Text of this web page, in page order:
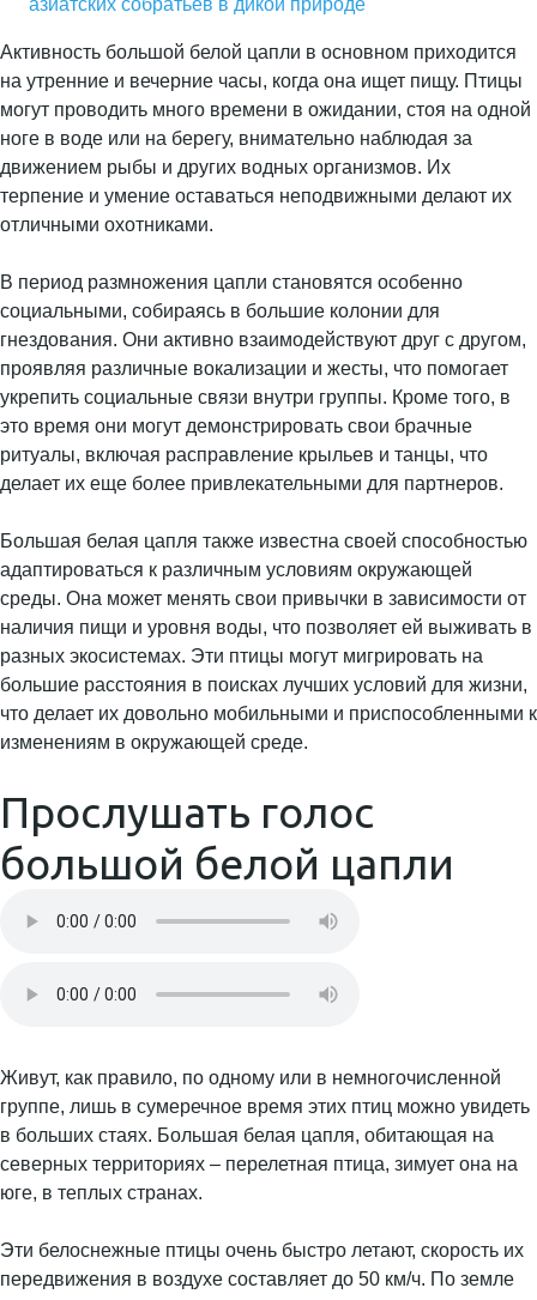
азиатских собратьев в дикой природе
Активность большой белой цапли в основном приходится
на утренние и вечерние часы, когда она ищет пищу. Птицы
могут проводить много времени в ожидании, стоя на одной
ноге в воде или на берегу, внимательно наблюдая за
движением рыбы и других водных организмов. Их
терпение и умение оставаться неподвижными делают их
отличными охотниками.
В период размножения цапли становятся особенно
социальными, собираясь в большие колонии для
гнездования. Они активно взаимодействуют друг с другом,
проявляя различные вокализации и жесты, что помогает
укрепить социальные связи внутри группы. Кроме того, в
это время они могут демонстрировать свои брачные
ритуалы, включая расправление крыльев и танцы, что
делает их еще более привлекательными для партнеров.
Большая белая цапля также известна своей способностью
адаптироваться к различным условиям окружающей
среды. Она может менять свои привычки в зависимости от
наличия пищи и уровня воды, что позволяет ей выживать в
разных экосистемах. Эти птицы могут мигрировать на
большие расстояния в поисках лучших условий для жизни,
что делает их довольно мобильными и приспособленными к
изменениям в окружающей среде.
Прослушать голос
большой белой цапли
Живут, как правило, по одному или в немногочисленной
группе, лишь в сумеречное время этих птиц можно увидеть
в больших стаях. Большая белая цапля, обитающая на
северных территориях – перелетная птица, зимует она на
юге, в теплых странах.
Эти белоснежные птицы очень быстро летают, скорость их
передвижения в воздухе составляет до 50 км/ч. По земле